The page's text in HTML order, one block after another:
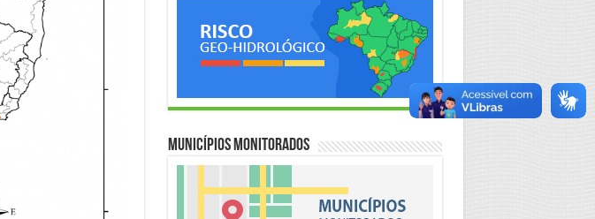
Municípios Monitorados